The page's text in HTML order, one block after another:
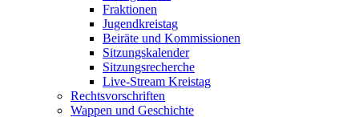
Fraktionen
Jugendkreistag
Beiräte und Kommissionen
Sitzungskalender
Sitzungsrecherche
Live-Stream Kreistag
Rechtsvorschriften
Wappen und Geschichte